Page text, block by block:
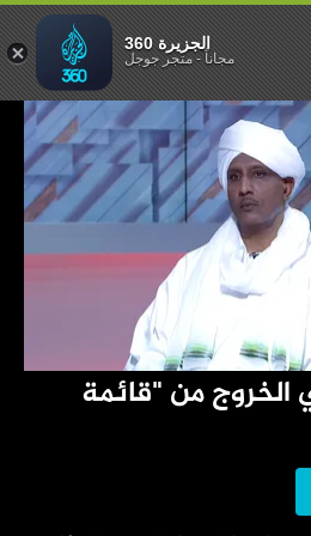
الجزيرة 360
مجاناً-متجر جوجل